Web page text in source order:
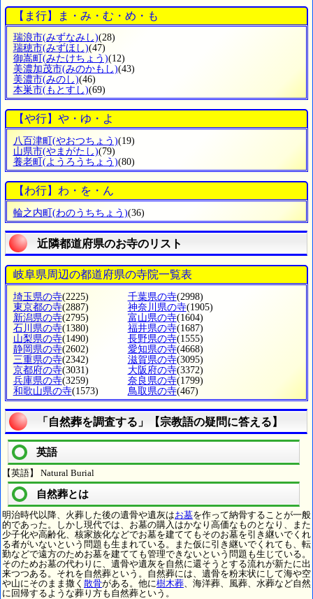
【ま行】ま・み・む・め・も
瑞浪市(みずなみし)(28)
瑞穂市(みずほし)(47)
御嵩町 (みたけちょう)(12)
美濃加茂市(みのかもし)(43)
美濃市(みのし)(46)
本巣市(もとすし)(69)
【や行】や・ゆ・よ
八百津町 (やおつちょう)(19)
山県市(やまがたし)(79)
養老町 (ようろうちょう)(80)
【わ行】わ・を・ん
輪之内町(わのうちちょう)(36)
近隣都道府県のお寺のリスト
岐阜県周辺の都道府県の寺院一覧表
埼玉県の寺(2225) 千葉県の寺(2998)
東京都の寺(2887) 神奈川県の寺(1905)
新潟県の寺(2795) 富山県の寺(1604)
石川県の寺(1380) 福井県の寺(1687)
山梨県の寺(1490) 長野県の寺(1555)
静岡県の寺(2602) 愛知県の寺(4668)
三重県の寺(2342) 滋賀県の寺(3095)
京都府の寺(3031) 大阪府の寺(3372)
兵庫県の寺(3259) 奈良県の寺(1799)
和歌山県の寺(1573) 鳥取県の寺(467)
「自然葬を調査する」【宗教語の疑問に答える】
英語
【英語】 Natural Burial
自然葬とは
明治時代以降、火葬した後の遺骨や遺灰はお墓を作って納骨することが一般
的であった。しかし現代では、お墓の購入はかなり高価なものとなり、また
少子化や高齢化、核家族化などでお墓を建ててもそのお墓を引き継いでくれ
る者がいないという問題も生まれている。また仮に引き継いでくれても、転
勤などで遠方のためお墓を建てても管理できないという問題も生じている。
そのためお墓の代わりに、遺骨や遺灰を自然に還そうとする流れが新たに出
来つつある。それを自然葬という。自然葬には、遺骨を粉末状にして海や空
や山にそのまま撒く 散骨がある。他に樹木葬 、海洋葬、風葬、水葬など自然
に回帰するような葬り方も自然葬という。